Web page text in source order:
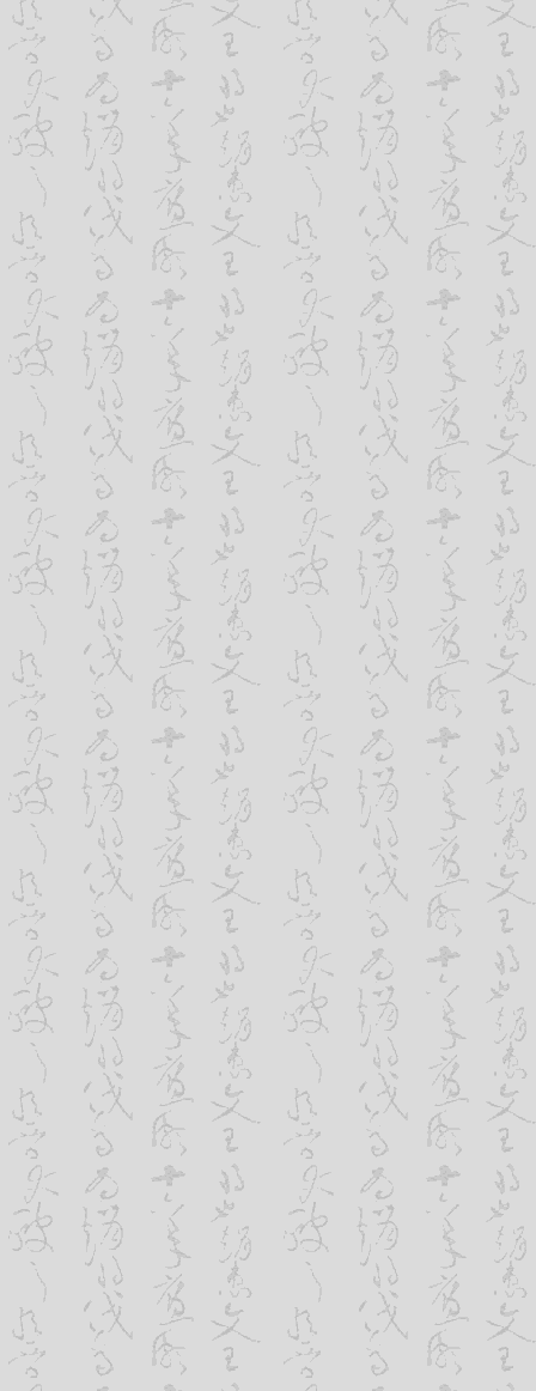
这个概念对于常规的，访问量不大的企业
因为虽然不少网络公司说我们的服务器并
个企业网站，怎么可能在短短瞬间达到这
有一种可能沈阳网站建设，网站安全稳定
攻击了。
四、主机流量：其实只要结合我们什么
现在像中国移动、中国联通等，对手机
块钱可以购买50M数据流量一样，虽然我
念，但是流量是真实存在的。机房的服务
于企业宣传展示型网站，虚拟主机只要
了。很多网站一个月，沈阳网站建设即使
根本没有多少人访问。
定的服务器资源。如果在虚拟主机上过多
定会慢，所以没有必要，请尽量使用静态
三、使用iframe嵌套另一页面
如果你要在网站上插入一些广告代码，
话，那么，使用iframe最合适不过了。方
的页面去，然后在首页用如下的代码将该
告页面的延迟而拖了整个首页的显示。
四、不要将整个页面内容塞到一个Table中
这是网页设计的问题了，很多站长为了
内容都塞进了一个Table(表格)里，然后再
这种网站的显示速度是绝对慢的。因为
后才显示出来的，如果某些内容无法访问
正确的做法是：将内容分割到几个具有相
一个Table里。